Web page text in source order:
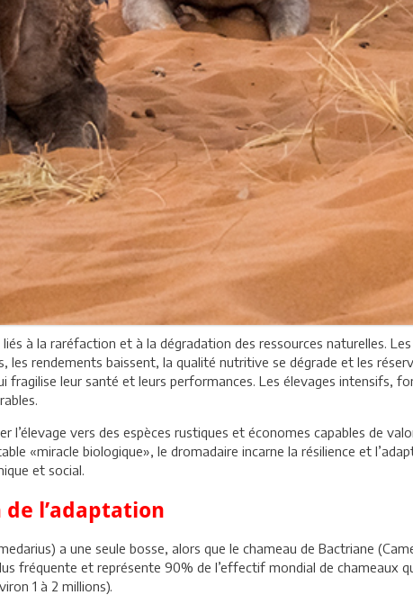
à la raréfaction et à la dégradation des ressources naturelles.
les rendements baissent, la qualité nutritive se dégrade et les
fragilise leur santé et leurs performances. Les élevages intensifs,
l’élevage vers des espèces rustiques et économes capables de
«miracle biologique», le dromadaire incarne la résilience et
et social.
l’adaptation
a une seule bosse, alors que le chameau de Bactriane
fréquente et représente 90% de l’effectif mondial de chameaux
1 à 2 millions).